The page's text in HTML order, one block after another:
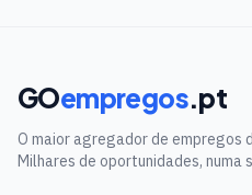
GOempregos.pt
O maior agregador de empregos
Milhares de oportunidades, numa